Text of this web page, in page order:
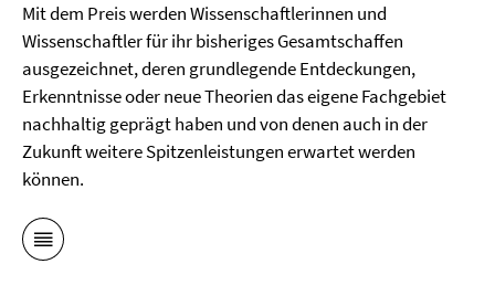
Mit dem Preis werden Wissenschaftlerinnen und
Wissenschaftler für ihr bisheriges Gesamtschaffen
ausgezeichnet, deren grundlegende Entdeckungen,
Erkenntnisse oder neue Theorien das eigene Fachgebiet
nachhaltig geprägt haben und von denen auch in der
Zukunft weitere Spitzenleistungen erwartet werden
können.